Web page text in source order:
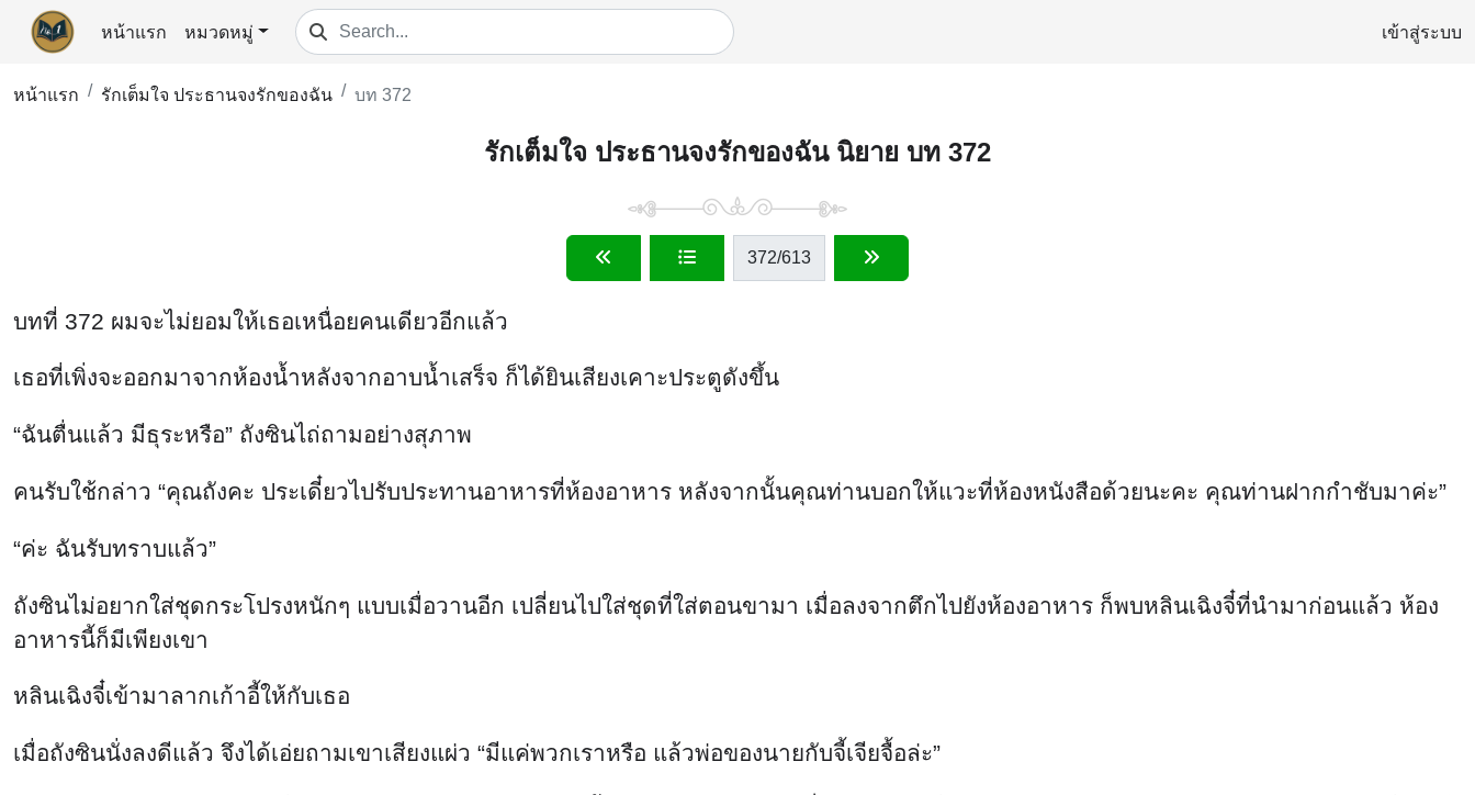
หน้าแรก หมวดหมู่ เข้าสู่ระบบ
หน้าแรก รักเต็มใจ ประธานจงรักของฉัน บท 372
รักเต็มใจ ประธานจงรักของฉัน นิยาย บท 372
372/613
บทที่ 372 ผมจะไม่ยอมให้เธอเหนื่อยคนเดียวอีกแล้ว
เธอที่เพิ่งจะออกมาจากห้องน้ำหลังจากอาบน้ำเสร็จ ก็ได้ยินเสียงเคาะประตูดังขึ้น
“ฉันตื่นแล้ว มีธุระหรือ” ถังซินไถ่ถามอย่างสุภาพ
คนรับใช้กล่าว “คุณถังคะ ประเดี๋ยวไปรับประทานอาหารที่ห้องอาหาร หลังจากนั้นคุณท่านบอกให้แวะที่ห้องหนังสือด้วยนะคะ คุณท่านฝากกำชับมาค่ะ”
“ค่ะ ฉันรับทราบแล้ว”
ถังซินไม่อยากใส่ชุดกระโปรงหนักๆ แบบเมื่อวานอีก เปลี่ยนไปใส่ชุดที่ใส่ตอนขามา เมื่อลงจากตึกไปยังห้องอาหาร ก็พบหลินเฉิงจี๋ที่นำมาก่อนแล้ว ห้อง
อาหารนี้ก็มีเพียงเขา
หลินเฉิงจี๋เข้ามาลากเก้าอี้ให้กับเธอ
เมื่อถังซินนั่งลงดีแล้ว จึงได้เอ่ยถามเขาเสียงแผ่ว “มีแค่พวกเราหรือ แล้วพ่อของนายกับจี้เจียจื้อล่ะ”